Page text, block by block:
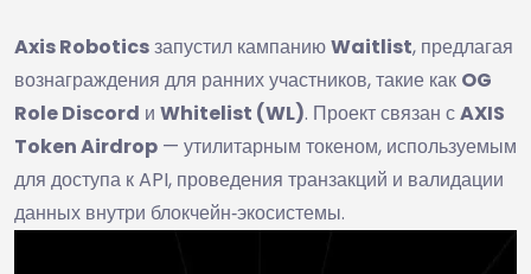
Axis Roboticsзапустил кампаниюWaitlist, предлагая
вознаграждения для ранних участников, такие как OG
Role Discord и Whitelist (WL). Проект связан сAXIS
Token Airdrop — утилитарным токеном, используемым
для доступа к API, проведения транзакций и валидации
данных внутри блокчейн‑экосистемы.